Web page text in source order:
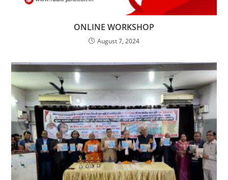
ONLINE WORKSHOP
August 7, 2024